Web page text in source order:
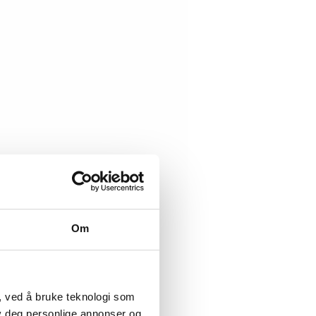
Om
ved å bruke teknologi som
personlige annonser og